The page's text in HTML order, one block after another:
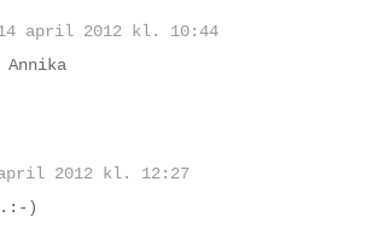
april 2012 kl. 10:44
2012 kl. 12:27
)